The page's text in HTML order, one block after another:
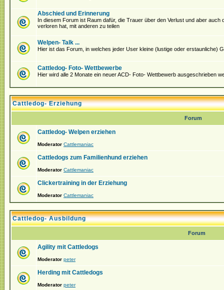
Abschied und Erinnerung
In diesem Forum ist Raum dafür, die Trauer über den Verlust und aber
verloren hat, mit anderen zu teilen
Welpen- Talk ...
Hier ist das Forum, in welches jeder User kleine (lustige oder erstaunliche)
Cattledog- Foto- Wettbewerbe
Hier wird alle 2 Monate ein neuer ACD- Foto- Wettbewerb ausgeschrieben
Cattledog- Erziehung
Forum
Cattledog- Welpen erziehen
Moderator Cattlemaniac
Cattledogs zum Familienhund erziehen
Moderator Cattlemaniac
Clickertraining in der Erziehung
Moderator Cattlemaniac
Cattledog- Ausbildung
Forum
Agility mit Cattledogs
Moderator peter
Herding mit Cattledogs
Moderator peter